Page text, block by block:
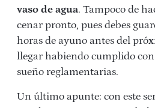
vaso de agua. Tampoco de
cenar pronto, pues debes
horas de ayuno antes del
llegar habiendo cumplido
sueño reglamentarias.
Un último apunte: con este